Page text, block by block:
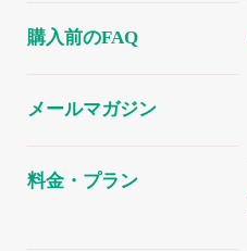
購入前のFAQ
メールマガジン
料金・プラン